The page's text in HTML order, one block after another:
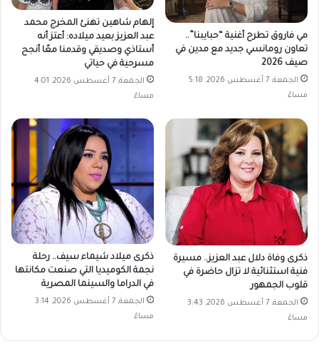
مي فاروق تطرح أغنية “حبايبنا”..
تعاون رومانسي جديد مع مدين في
صيف 2026
الجمعة, 7 أغسطس 2026, 5:18
مساءً
إلهام شاهين تهنئ المخرج محمد
عبد العزيز بعيد ميلاده: أعتز أنه
أستاذي وصديقي وقدمنا معًا أنجح
مسرحية في حياتي
الجمعة, 7 أغسطس 2026, 4:01
مساءً
ذكرى وفاة دلال عبد العزيز.. مسيرة
فنية استثنائية لا تزال حاضرة في
قلوب الجمهور
الجمعة, 7 أغسطس 2026, 3:43
مساءً
ذكرى ميلاد شيماء سيف.. رحلة
نجمة الكوميديا التي صنعت مكانتها
في الدراما والسينما المصرية
الجمعة, 7 أغسطس 2026, 3:14
مساءً